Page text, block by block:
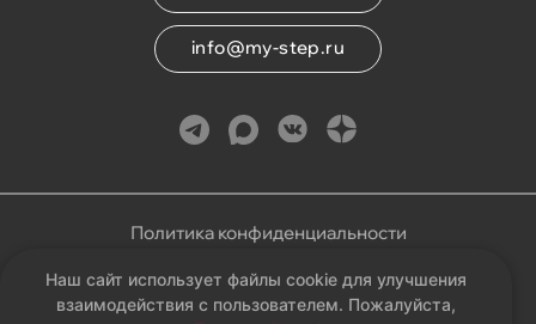
info@my-step.ru
Политика конфиденциальности
Соглашение на обработку персональных данных
Наш сайт использует файлы cookie для улучшения
взаимодействия с пользователем. Пожалуйста,